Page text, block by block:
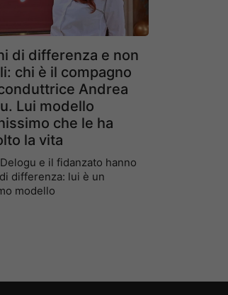
di differenza e non
chi è il compagno
Andrea
Lui modello
che le ha
la vita
e il fidanzato hanno
differenza: lui è un
modello